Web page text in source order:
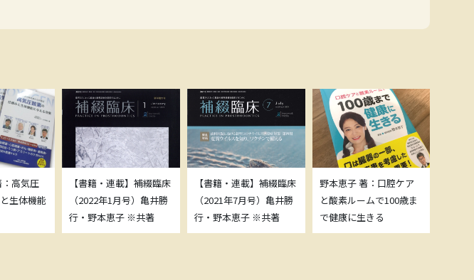
高気圧
生体機能
【書籍・連載】補綴臨床
（2022年1月号）亀井勝
行・野本恵子 ※共著
【書籍・連載】補綴臨床
（2021年7月号）亀井勝
行・野本恵子 ※共著
野本恵子 著：口腔ケア
と酸素ルームで100歳ま
で健康に生きる